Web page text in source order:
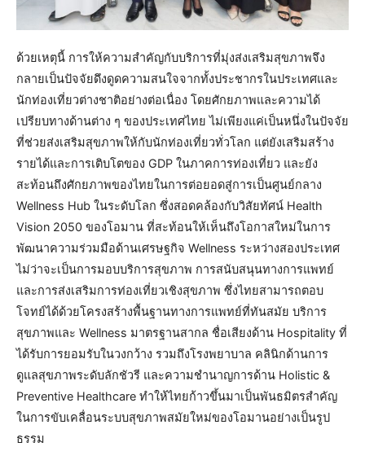
ด้วยเหตุนี้ การให้ความสำคัญกับบริการที่มุ่งส่งเสริมสุขภาพจึง
กลายเป็นปัจจัยดึงดูดความสนใจจากทั้งประชากรในประเทศและ
นักท่องเที่ยวต่างชาติอย่างต่อเนื่อง โดยศักยภาพและความได้
เปรียบทางด้านต่าง ๆ ของประเทศไทย ไม่เพียงแค่เป็นหนึ่งในปัจจัย
ที่ช่วยส่งเสริมสุขภาพให้กับนักท่องเที่ยวทั่วโลก แต่ยังเสริมสร้าง
รายได้และการเติบโตของ GDP ในภาคการท่องเที่ยว และยัง
สะท้อนถึงศักยภาพของไทยในการต่อยอดสู่การเป็นศูนย์กลาง
Wellness Hub ในระดับโลก ซึ่งสอดคล้องกับวิสัยทัศน์ Health
Vision 2050 ของโอมาน ที่สะท้อนให้เห็นถึงโอกาสใหม่ในการ
พัฒนาความร่วมมือด้านเศรษฐกิจ Wellness ระหว่างสองประเทศ
ไม่ว่าจะเป็นการมอบบริการสุขภาพ การสนับสนุนทางการแพทย์
และการส่งเสริมการท่องเที่ยวเชิงสุขภาพ ซึ่งไทยสามารถตอบ
โจทย์ได้ด้วยโครงสร้างพื้นฐานทางการแพทย์ที่ทันสมัย บริการ
สุขภาพและ Wellness มาตรฐานสากล ชื่อเสียงด้าน Hospitality ที่
ได้รับการยอมรับในวงกว้าง รวมถึงโรงพยาบาล คลินิกด้านการ
ดูแลสุขภาพระดับลักชัวรี และความชำนาญการด้าน Holistic &
Preventive Healthcare ทำให้ไทยก้าวขึ้นมาเป็นพันธมิตรสำคัญ
ในการขับเคลื่อนระบบสุขภาพสมัยใหม่ของโอมานอย่างเป็นรูป
ธรรม